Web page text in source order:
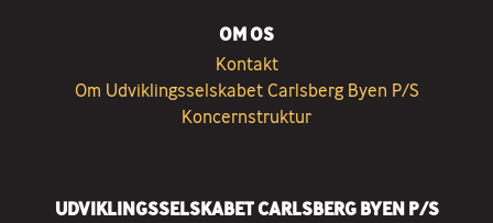
OM OS
Kontakt
Om Udviklingsselskabet Carlsberg Byen P/S
Koncernstruktur
UDVIKLINGSSELSKABET CARLSBERG BYEN P/S